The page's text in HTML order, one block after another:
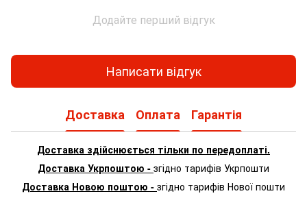
Додайте перший відгук
Написати відгук
Доставка Оплата Гарантія
Доставка здійснюється тільки по передоплаті.
Доставка Укрпоштою - згідно тарифів Укрпошти
Доставка Новою поштою - згідно тарифів Нової пошти